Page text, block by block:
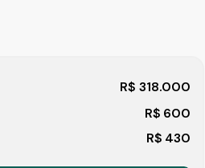
R$ 318.000
R$ 600
R$ 430